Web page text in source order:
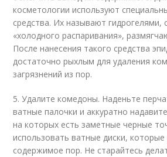
косметологии используют
средства. Их называют гидрогелями,
«холодного распаривания»,
После нанесения такого средства
достаточно рыхлым для удаления
загрязнений из пор.
5. Удалите комедоны. Наденьте
ватные палочки и аккуратно
на которых есть заметные черные
использовать ватные диски,
содержимое пор. Не старайтесь